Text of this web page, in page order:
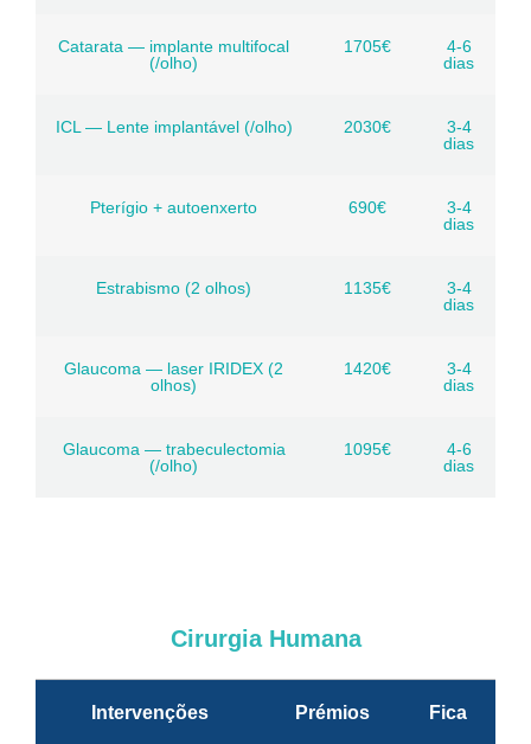
Catarata — implante multifocal
(/olho)
1705€
4-6
dias
ICL — Lente implantável (/olho) 2030€
3-4
dias
Pterígio + autoenxerto 690€
3-4
dias
Estrabismo (2 olhos) 1135€
3-4
dias
Glaucoma — laser IRIDEX (2
olhos)
1420€
3-4
dias
Glaucoma — trabeculectomia
(/olho)
1095€
4-6
dias
Cirurgia Humana
Intervenções Prémios Fica